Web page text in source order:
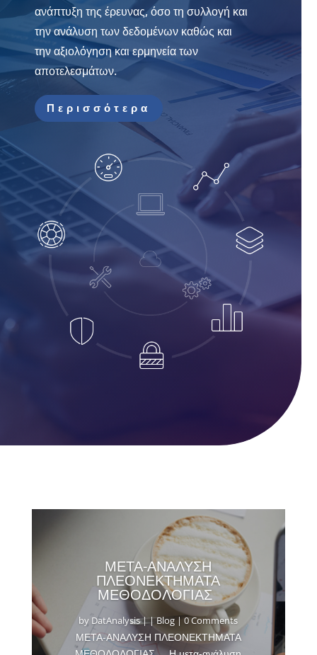
ανάπτυξη της έρευνας, όσο τη συλλογή και
την ανάλυση των δεδομένων καθώς και
την αξιολόγηση και ερμηνεία των
αποτελεσμάτων.
Περισσότερα
ΜΕΤΑ-ΑΝΑΛΥΣΗ
ΠΛΕΟΝΕΚΤΗΜΑΤΑ
ΜΕΘΟΔΟΛΟΓΙΑΣ
by DatAnalysis||Blog | 0 Comments
ΜΕΤΑ-ΑΝΑΛΥΣΗ ΠΛΕΟΝΕΚΤΗΜΑΤΑ